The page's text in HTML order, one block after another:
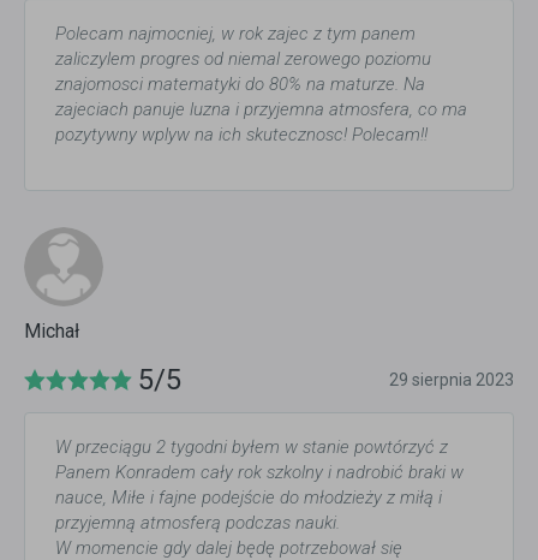
Polecam najmocniej, w rok zajec z tym panem
zaliczylem progres od niemal zerowego poziomu
znajomosci matematyki do 80% na maturze. Na
zajeciach panuje luzna i przyjemna atmosfera, co ma
pozytywny wplyw na ich skutecznosc! Polecam!!
Michał
5/5 29 sierpnia 2023
W przeciągu 2 tygodni byłem w stanie powtórzyć z
Panem Konradem cały rok szkolny i nadrobić braki w
nauce, Miłe i fajne podejście do młodzieży z miłą i
przyjemną atmosferą podczas nauki.
W momencie gdy dalej będę potrzebował się